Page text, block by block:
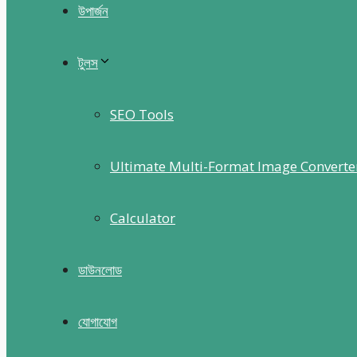
উপার্জন
টুলস
SEO Tools
Ultimate Multi-Format Image
Calculator
ডাউনলোড
যোগাযোগ